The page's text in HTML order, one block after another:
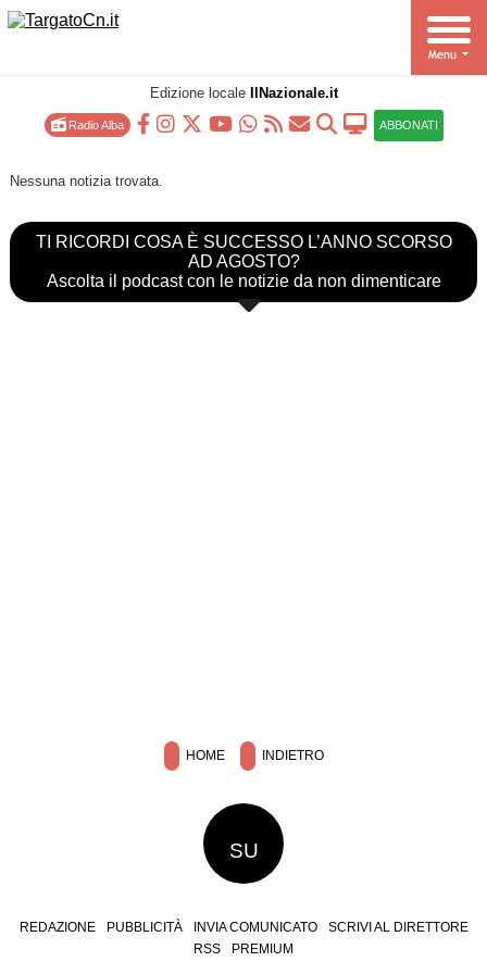
Edizione locale IlNazionale.it
Radio Alba ABBONATI
Nessuna notizia trovata.
TI RICORDI COSA È SUCCESSO L’ANNO SCORSO
AD AGOSTO?
Ascolta il podcast con le notizie da non dimenticare
HOME INDIETRO
SU
REDAZIONE PUBBLICITÀ INVIA COMUNICATO
SCRIVI AL DIRETTORE
RSS
PREMIUM